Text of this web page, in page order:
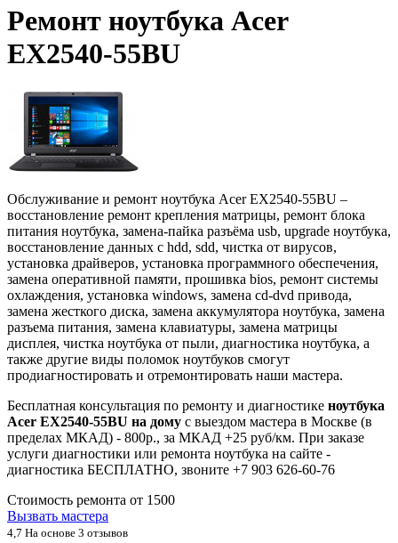
Ремонт ноутбука Acer
EX2540-55BU
Обслуживание и ремонт ноутбука Acer EX2540-55BU –
восстановление ремонт крепления матрицы, ремонт блока
питания ноутбука, замена-пайка разъёма usb, upgrade ноутбука,
восстановление данных с hdd, sdd, чистка от вирусов,
установка драйверов, установка программного обеспечения,
замена оперативной памяти, прошивка bios, ремонт системы
охлаждения, установка windows, замена cd-dvd привода,
замена жесткого диска, замена аккумулятора ноутбука, замена
разъема питания, замена клавиатуры, замена матрицы
дисплея, чистка ноутбука от пыли, диагностика ноутбука, а
также другие виды поломок ноутбуков смогут
продиагностировать и отремонтировать наши мастера.
Бесплатная консультация по ремонту и диагностике ноутбука
Acer EX2540-55BU на дому с выездом мастера в Москве (в
пределах МКАД) - 800р., за МКАД +25 руб/км. При заказе
услуги диагностики или ремонта ноутбука на сайте -
диагностика БЕСПЛАТНО, звоните +7 903 626-60-76
Стоимость ремонта от 1500
Вызвать мастера
4,7 На основе 3 отзывов